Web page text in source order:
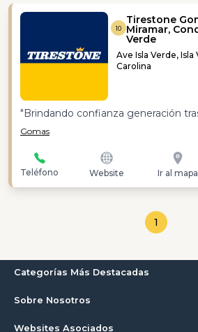
10
Tirestone
Miramar,
Verde
Ave Isla Verde, Isla
Carolina
"Brindando confianza generación
Gomas
Teléfono Website Ir al mapa
1
Categorías Más Destacadas
Sobre Nosotros
Websites Asociados